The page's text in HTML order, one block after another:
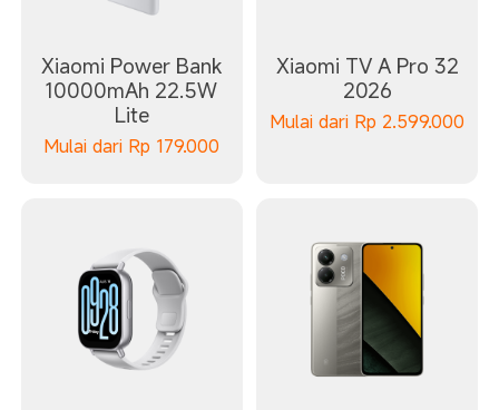
Xiaomi Power Bank
10000mAh 22.5W
Lite
Mulai dari Rp 179.000
Xiaomi TV A Pro 32
2026
Mulai dari Rp 2.599.000